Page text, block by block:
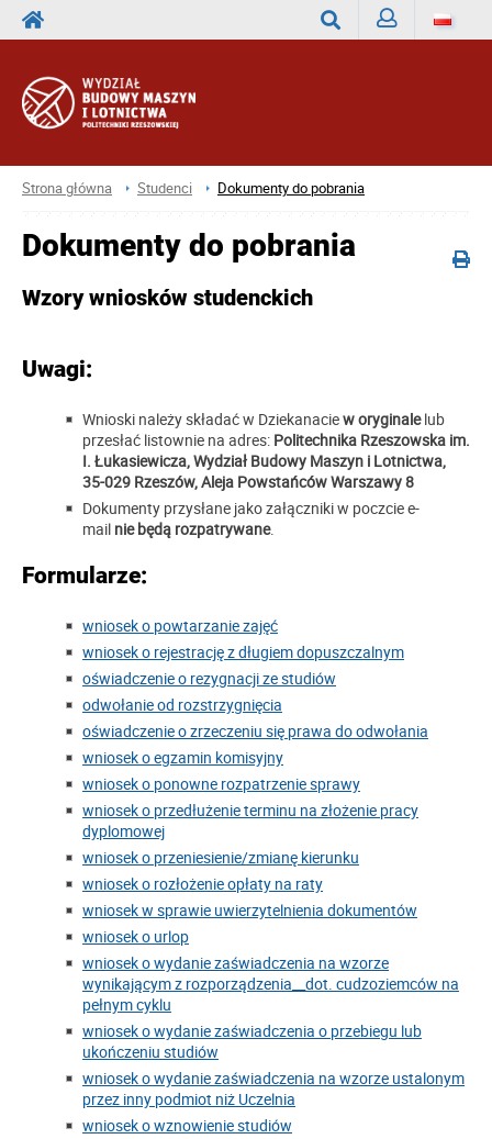
Strona główna Studenci Dokumenty do pobrania
Dokumenty do pobrania
Wzory wniosków studenckich
Uwagi:
Wnioski należy składać w Dziekanaciew oryginalelub
przesłać listownie na adres: Politechnika Rzeszowska im.
I. Łukasiewicza, Wydział Budowy Maszyn i Lotnictwa,
35-029 Rzeszów, Aleja Powstańców Warszawy 8
Dokumenty przysłane jako załączniki w poczcie e-
mail nie będą rozpatrywane.
Formularze:
wniosek o powtarzanie zajęć
wniosek o rejestrację z długiem dopuszczalnym
oświadczenie o rezygnacji ze studiów
odwołanie od rozstrzygnięcia
oświadczenie o zrzeczeniu się prawa do odwołania
wniosek o egzamin komisyjny
wniosek o ponowne rozpatrzenie sprawy
wniosek o przedłużenie terminu na złożenie pracy
dyplomowej
wniosek o przeniesienie/zmianę kierunku
wniosek o rozłożenie opłaty na raty
wniosek w sprawie uwierzytelnienia dokumentów
wniosek o urlop
wniosek o wydanie zaświadczenia na wzorze
wynikającym z rozporządzenia__dot. cudzoziemców na
pełnym cyklu
wniosek o wydanie zaświadczenia o przebiegu lub
ukończeniu studiów
wniosek o wydanie zaświadczenia na wzorze ustalonym
przez inny podmiot niż Uczelnia
wniosek o wznowienie studiów